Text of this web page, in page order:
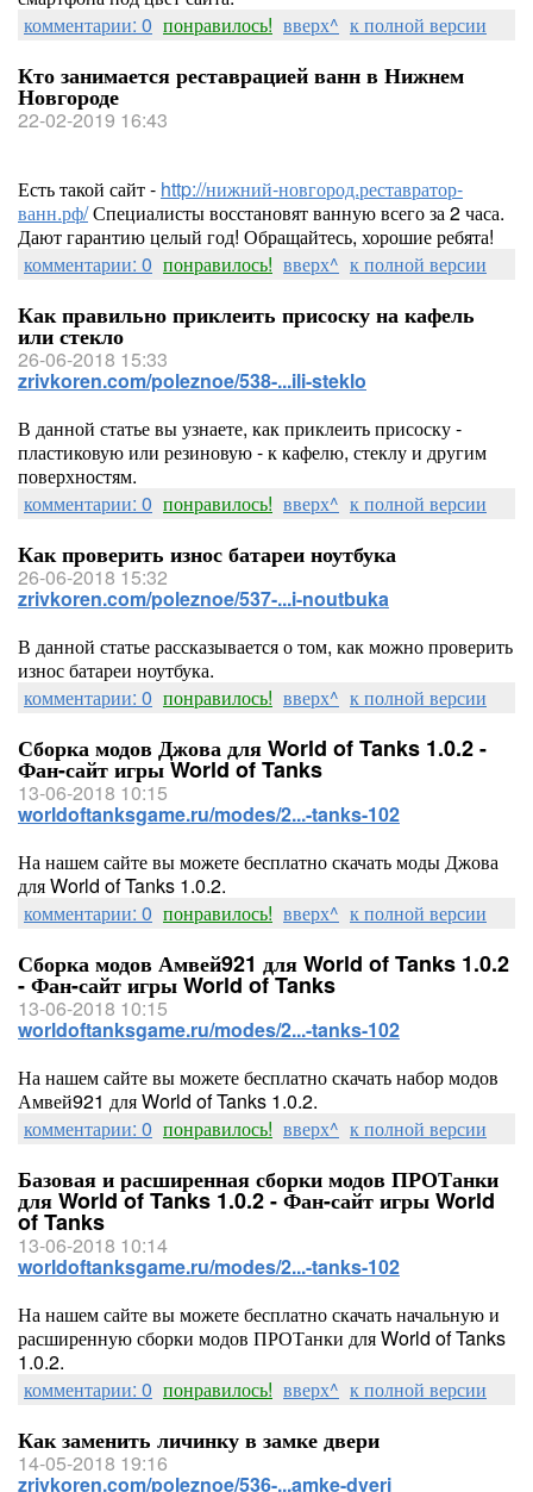
комментарии: 0 понравилось! вверх^ к полной версии
Кто занимается реставрацией ванн в Нижнем
Новгороде
22-02-2019 16:43
Есть такой сайт - http://нижний-новгород.реставратор-
ванн.рф/Специалисты восстановят ванную всего за 2 часа.
Дают гарантию целый год! Обращайтесь, хорошие ребята!
комментарии: 0 понравилось! вверх^ к полной версии
Как правильно приклеить присоску на кафель
или стекло
26-06-2018 15:33
zrivkoren.com/poleznoe/538-...ili-steklo
В данной статье вы узнаете, как приклеить присоску -
пластиковую или резиновую - к кафелю, стеклу и другим
поверхностям.
комментарии: 0 понравилось! вверх^ к полной версии
Как проверить износ батареи ноутбука
26-06-2018 15:32
zrivkoren.com/poleznoe/537-...i-noutbuka
В данной статье рассказывается о том, как можно проверить
износ батареи ноутбука.
комментарии: 0 понравилось! вверх^ к полной версии
Сборка модов Джова для World of Tanks 1.0.2 -
Фан-сайт игры World of Tanks
13-06-2018 10:15
worldoftanksgame.ru/modes/2...-tanks-102
На нашем сайте вы можете бесплатно скачать моды Джова
для World of Tanks 1.0.2.
комментарии: 0 понравилось! вверх^ к полной версии
Сборка модов Амвей921 для World of Tanks 1.0.2
- Фан-сайт игры World of Tanks
13-06-2018 10:15
worldoftanksgame.ru/modes/2...-tanks-102
На нашем сайте вы можете бесплатно скачать набор модов
Амвей921 для World of Tanks 1.0.2.
комментарии: 0 понравилось! вверх^ к полной версии
Базовая и расширенная сборки модов ПРОТанки
для World of Tanks 1.0.2 - Фан-сайт игры World
of Tanks
13-06-2018 10:14
worldoftanksgame.ru/modes/2...-tanks-102
На нашем сайте вы можете бесплатно скачать начальную и
расширенную сборки модов ПРОТанки для World of Tanks
1.0.2.
комментарии: 0 понравилось! вверх^ к полной версии
Как заменить личинку в замке двери
14-05-2018 19:16
zrivkoren.com/poleznoe/536-...amke-dveri